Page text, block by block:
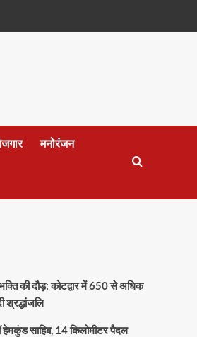
मनोरंजन
की दौड़: कोटद्वार में 650 से अधिक
श्रद्धांजलि
साहिब, 14 किलोमीटर पैदल